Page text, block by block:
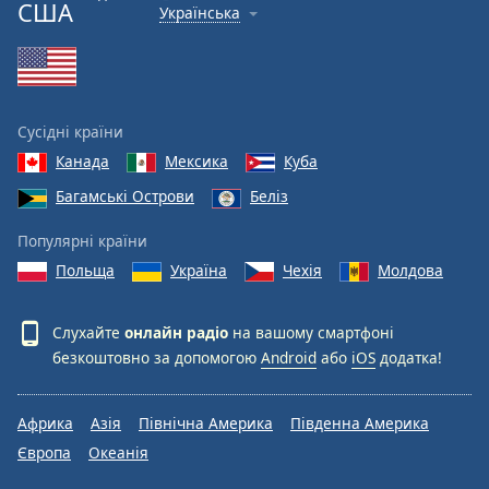
США
Українська
Сусідні країни
Канада
Мексика
Куба
Багамські Острови
Беліз
Популярні країни
Польща
Україна Чехія Молдова
Слухайте онлайн радіо на вашому смартфоні
безкоштовно за допомогою Android або iOS додатка!
Африка Азія Північна Америка
Південна Америка
Європа
Океанія